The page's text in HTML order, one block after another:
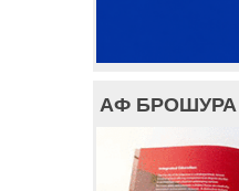
АФ БРОШУРА